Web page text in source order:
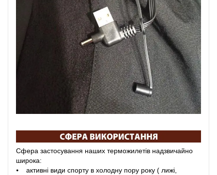
Сфера застосування наших терможилетів надзвичайно
широка:
⦁ активні види спорту в холодну пору року ( лижі,